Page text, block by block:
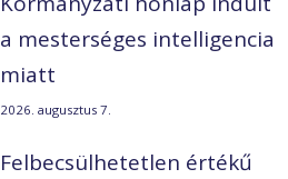
a mesterséges intelligencia
miatt
2026. augusztus 7.
Felbecsülhetetlen értékű